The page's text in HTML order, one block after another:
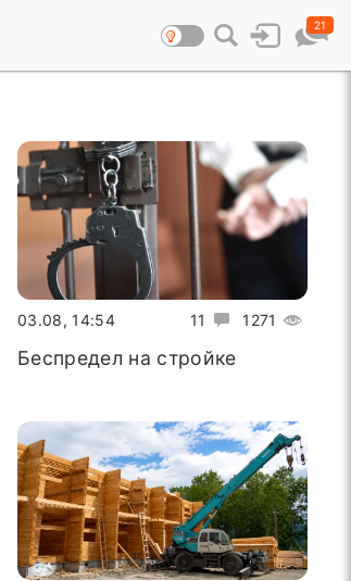
21
11 1271
03.08, 14:54
Беспредел на стройке